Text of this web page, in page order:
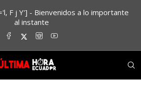
F j Y'] - Bienvenidos a lo importante
al instante